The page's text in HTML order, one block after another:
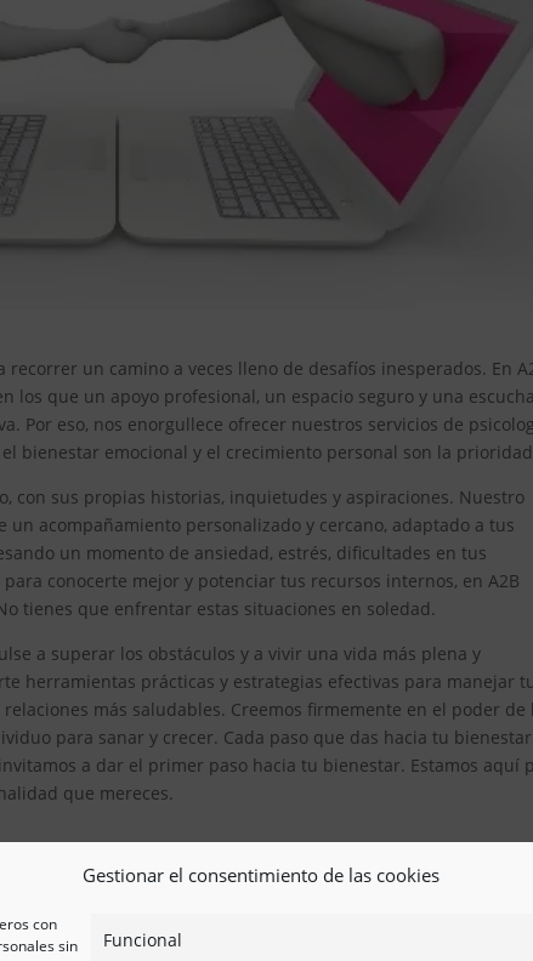
Gestionar el consentimiento de las cookies
con
sin
Funcional
recorrer un camino a veces lleno de desafíos inesperados. En
los que un apoyo profesional, un espacio seguro y una
Por eso, nos enorgullece ofrecer nuestros servicios de
bienestar emocional y el crecimiento personal son la
con sus propias historias, inquietudes y aspiraciones. Nuestro
acompañamiento personalizado y cercano, adaptado a tus
un momento de ansiedad, estrés, dificultades en tus
conocerte mejor y potenciar tus recursos internos, en A2B
tienes que enfrentar estas situaciones en soledad.
a superar los obstáculos y a vivir una vida más plena y
herramientas prácticas y estrategias efectivas para manejar
más saludables. Creemos firmemente en el poder de
para sanar y crecer. Cada paso que das hacia tu
a dar el primer paso hacia tu bienestar. Estamos aquí
que mereces.